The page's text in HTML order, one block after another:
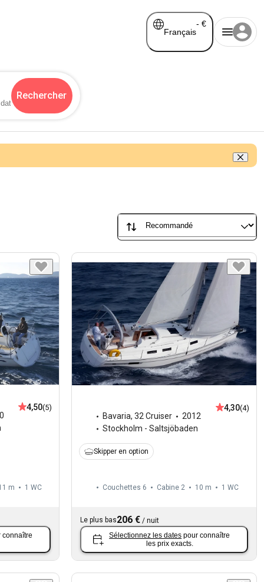
Français
- €
Rechercher
4,50(5)
m 1 WC
connaître
Bavaria,32 Cruiser
2012
Stockholm - Saltsjöbaden
4,30(4)
Skipper en option
Couchettes 6 Cabine 2 10 m 1 WC
Le plus bas206 € /nuit
Sélectionnez les dates pour connaître
les prix exacts.